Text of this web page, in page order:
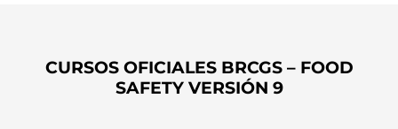
CURSOS OFICIALES BRCGS – FOOD
SAFETY VERSIÓN 9